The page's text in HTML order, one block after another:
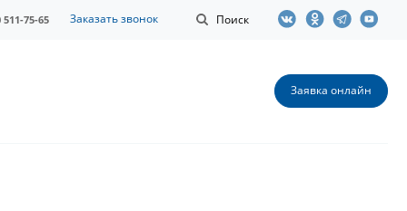
Поиск
511-75-65 Заказать звонок
Заявка онлайн